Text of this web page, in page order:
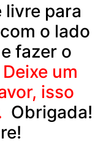
livre para
o lado
fazer o
Deixe um
isso
Obrigada!